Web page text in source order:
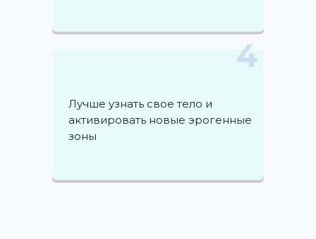
4
Лучше узнать свое тело и
активировать новые эрогенные
зоны